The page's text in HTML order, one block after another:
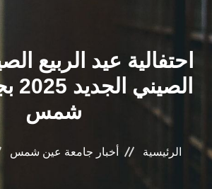
احتفالية عيد الربيع
شمس
الرئيسية أخبار جامعة عين شمس